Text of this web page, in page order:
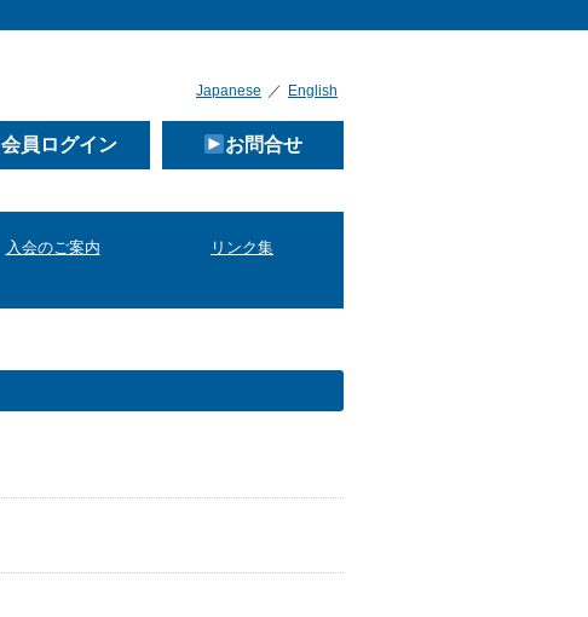
Japanese ／ English
会員ログイン お問合せ
入会のご案内 リンク集